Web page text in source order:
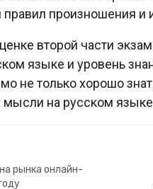
произношения
второй части
языке и уровень
не только хорошо
мысли на русском
рынка онлайн-